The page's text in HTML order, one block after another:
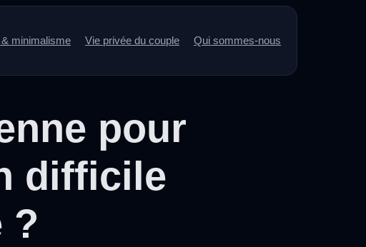
minimalisme Vie privée du couple Qui sommes-nous
pour
difficile
?